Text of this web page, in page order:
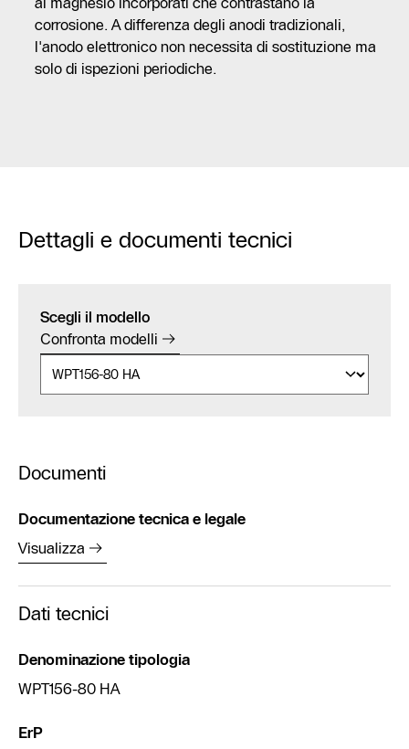
corrosione. A differenza degli anodi tradizionali,
l'anodo elettronico non necessita di sostituzione ma
solo di ispezioni periodiche.
Dettagli e documenti tecnici
Scegli il modello
Confronta modelli
Documenti
Documentazione tecnica e legale
Visualizza
Dati tecnici
Denominazione tipologia
WPT156-80 HA
ErP